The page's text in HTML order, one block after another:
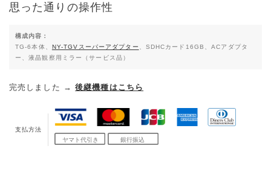
思った通りの操作性
構成内容：
TG-6本体、 NY-TGVスーパーアダプター
、SDHCカード16GB、ACアダプタ
ー、液晶観察用ミラー（サービス品）
完売しました →後継機種はこちら
支払方法